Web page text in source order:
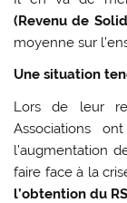
(Revenu de
moyenne sur
Une situation
Lors de leur
Associations
l’augmentation
faire face à la
l’obtention du